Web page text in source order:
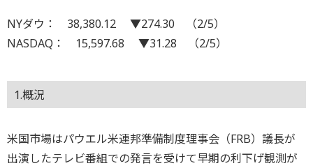
NYダウ： 38,380.12 ▼274.30 （2/5）
NASDAQ： 15,597.68 ▼31.28 （2/5）
1.概況
米国市場はパウエル米連邦準備制度理事会（FRB）議長が
出演したテレビ番組での発言を受けて早期の利下げ観測が